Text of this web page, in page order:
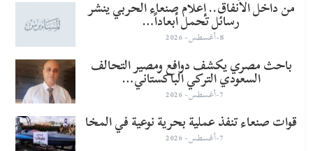
من داخل الأنفاق.. إعلام صنعاء الحربي ينشر
رسائل تحمل أبعاداً…
8-أغسطس- 2026
باحث مصري يكشف دوافع ومصير التحالف
السعودي التركي الباكستاني…
7-أغسطس- 2026
قوات صنعاء تنفذ عملية بحرية نوعية في المخا
7-أغسطس- 2026